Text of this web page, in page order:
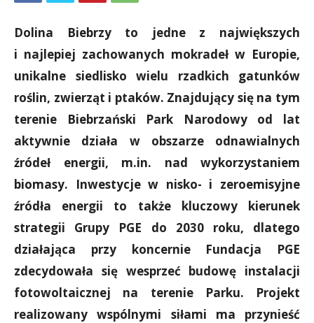
Dolina Biebrzy to jedne z największych
i najlepiej zachowanych mokradeł w Europie,
unikalne siedlisko wielu rzadkich gatunków
roślin, zwierząt i ptaków. Znajdujący się na tym
terenie Biebrzański Park Narodowy od lat
aktywnie działa w obszarze odnawialnych
źródeł energii, m.in. nad wykorzystaniem
biomasy. Inwestycje w nisko- i zeroemisyjne
źródła energii to także kluczowy kierunek
strategii Grupy PGE do 2030 roku, dlatego
działająca przy koncernie Fundacja PGE
zdecydowała się wesprzeć budowę instalacji
fotowoltaicznej na terenie Parku. Projekt
realizowany wspólnymi siłami ma przynieść